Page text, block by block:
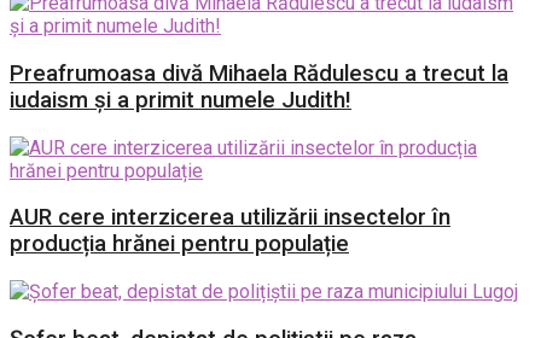
Preafrumoasa divă Mihaela Rădulescu a trecut la
iudaism și a primit numele Judith!
AUR cere interzicerea utilizării insectelor în
producția hrănei pentru populație